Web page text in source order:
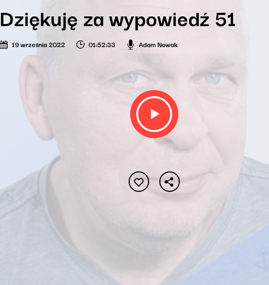
Dziękuję za wypowiedź 51
19 września 2022 01:52:33 Adam Nowak